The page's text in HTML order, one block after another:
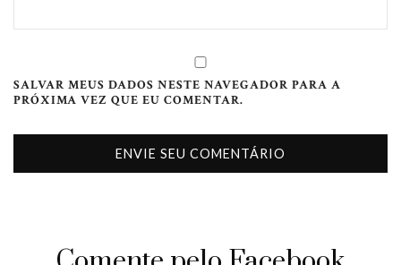
SALVAR MEUS DADOS NESTE NAVEGADOR PARA A
PRÓXIMA VEZ QUE EU COMENTAR.